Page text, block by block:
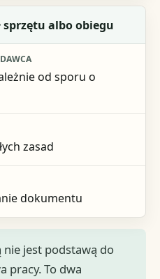
sprzętu albo obiegu
od sporu o
zasad
dokumentu
jest podstawą do
pracy. To dwa